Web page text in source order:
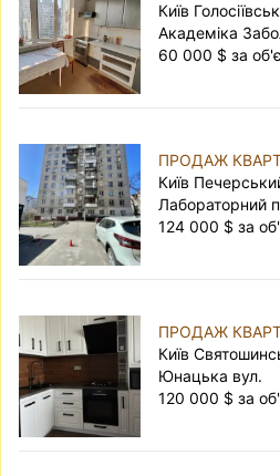
Київ
Академіка
60 000 $ за
ПРОДАЖ
Київ
Лабораторний
124 000 $ за
ПРОДАЖ
Київ
Юнацька вул.
120 000 $ за